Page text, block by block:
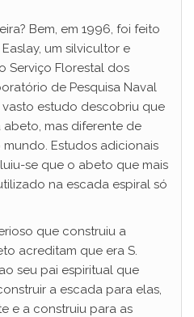
Bem, em 1996, foi feito
um silvicultor e
Serviço Florestal dos
de Pesquisa Naval
vasto estudo descobriu que
mas diferente de
Estudos adicionais
se que o abeto que mais
na escada espiral só
que construiu a
acreditam que era S.
seu pai espiritual que
a escada para elas,
e a construiu para as